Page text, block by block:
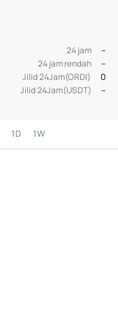
24 jam
--
24 jam rendah
--
Jilid 24Jam(ORDI)
0
Jilid 24Jam(USDT)
--
1D 1W